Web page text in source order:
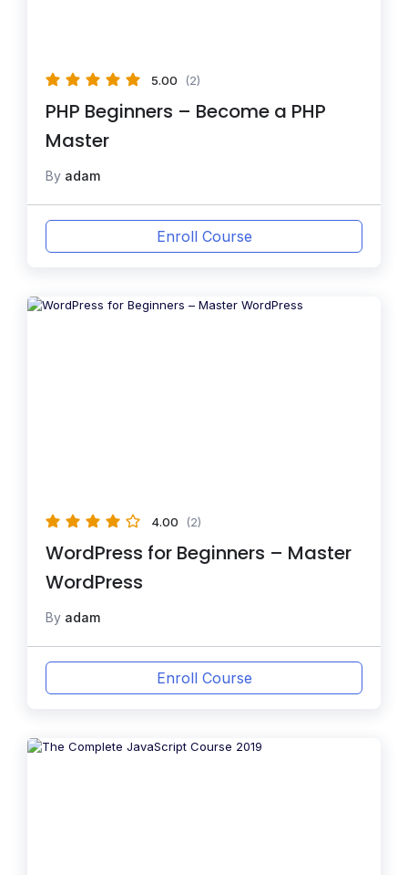
5.00 (2)
PHP Beginners – Become a PHP
Master
By adam
Enroll Course
4.00 (2)
WordPress for Beginners – Master
WordPress
By adam
Enroll Course